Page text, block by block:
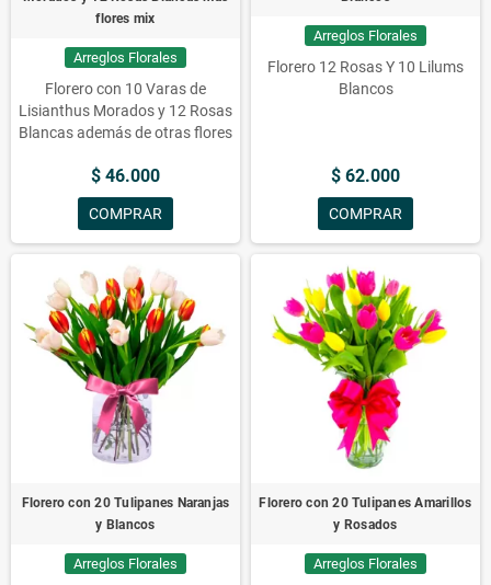
Eucalipto. Floreros con 10
Tulipanes rojos, 10 varas de
Perritos, 10 rosas y Eucalipto.
flores mix
Arreglos Florales
Florero con 10 Varas de
Lisianthus Morados y 12 Rosas
Blancas además de otras flores
$ 46.000
COMPRAR
Arreglos Florales
Florero 12 Rosas Y 10 Lilums
Blancos
$ 62.000
COMPRAR
Florero con 20 Tulipanes Naranjas
y Blancos
Arreglos Florales
Florero con 20 Tulipanes Amarillos
y Rosados
Arreglos Florales